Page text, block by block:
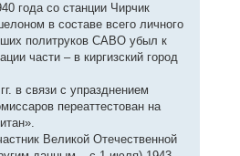
года со станции Чирчик
в составе всего личного
политруков САВО убыл к
части – в киргизский город
в связи с упразднением
переаттестован на
Великой Отечественной